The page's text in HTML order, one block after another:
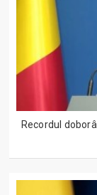
Recordul